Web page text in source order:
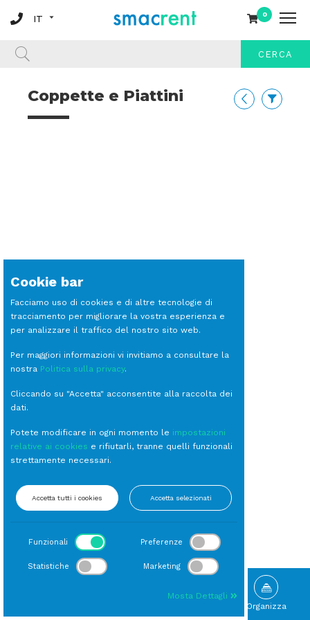
0
CERCA
Coppette e Piattini
Organizza
Cookie bar
Facciamo uso di cookies e di altre tecnologie di
tracciamento per migliorare la vostra esperienza e
per analizzare il traffico del nostro sito web.
Per maggiori informazioni vi invitiamo a consultare la
nostra Politica sulla privacy.
Cliccando su "Accetta" acconsentite alla raccolta dei
dati.
Potete modificare in ogni momento le impostazioni
relative ai cookies e rifiutarli, tranne quelli funzionali
strettamente necessari.
Accetta tutti i cookies Accetta selezionati
Funzionali Preferenze
Statistiche Marketing
Mosta Dettagli